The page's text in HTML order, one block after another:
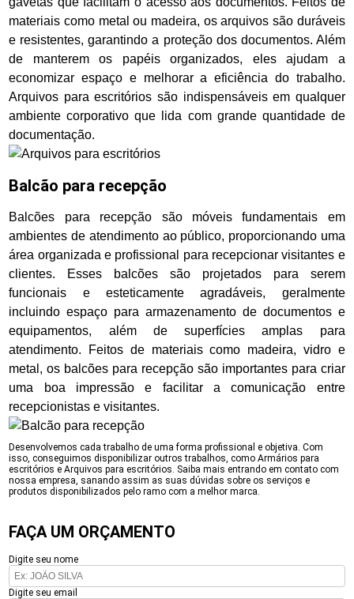
materiais como metal ou madeira, os arquivos são duráveis
e resistentes, garantindo a proteção dos documentos. Além
de manterem os papéis organizados, eles ajudam a
economizar espaço e melhorar a eficiência do trabalho.
Arquivos para escritórios são indispensáveis em qualquer
ambiente corporativo que lida com grande quantidade de
documentação.
Balcão para recepção
Balcões para recepção são móveis fundamentais em
ambientes de atendimento ao público, proporcionando uma
área organizada e profissional para recepcionar visitantes e
clientes. Esses balcões são projetados para serem
funcionais e esteticamente agradáveis, geralmente
incluindo espaço para armazenamento de documentos e
equipamentos, além de superfícies amplas para
atendimento. Feitos de materiais como madeira, vidro e
metal, os balcões para recepção são importantes para criar
uma boa impressão e facilitar a comunicação entre
recepcionistas e visitantes.
Desenvolvemos cada trabalho de uma forma profissional e objetiva. Com
isso, conseguimos disponibilizar outros trabalhos, como Armários para
escritórios e Arquivos para escritórios. Saiba mais entrando em contato com
nossa empresa, sanando assim as suas dúvidas sobre os serviços e
produtos disponibilizados pelo ramo com a melhor marca.
FAÇA UM ORÇAMENTO
Digite seu nome
Digite seu email